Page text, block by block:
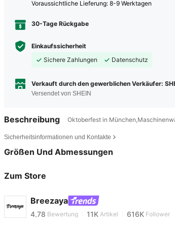
Voraussichtliche Lieferung: 8-9 Werktagen
30-Tage Rückgabe
Einkaufssicherheit
Sichere Zahlungen
Datenschutz
Verkauft durch den gewerblichen Verkäufer:
Versendet von SHEIN
Beschreibung Oktoberfest in
Sicherheitsinformationen und Kontakte
Größen Und Abmessungen
Zum Store
Breezaya
4,78 11K
4,78 Bewertung 11K Artikel 616K Follower